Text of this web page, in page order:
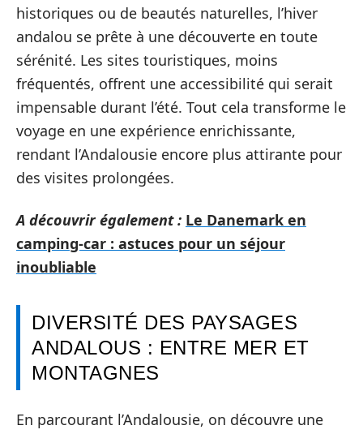
historiques ou de beautés naturelles, l’hiver
andalou se prête à une découverte en toute
sérénité. Les sites touristiques, moins
fréquentés, offrent une accessibilité qui serait
impensable durant l’été. Tout cela transforme le
voyage en une expérience enrichissante,
rendant l’Andalousie encore plus attirante pour
des visites prolongées.
A découvrir également : Le Danemark en
camping-car : astuces pour un séjour
inoubliable
DIVERSITÉ DES PAYSAGES
ANDALOUS : ENTRE MER ET
MONTAGNES
En parcourant l’Andalousie, on découvre une